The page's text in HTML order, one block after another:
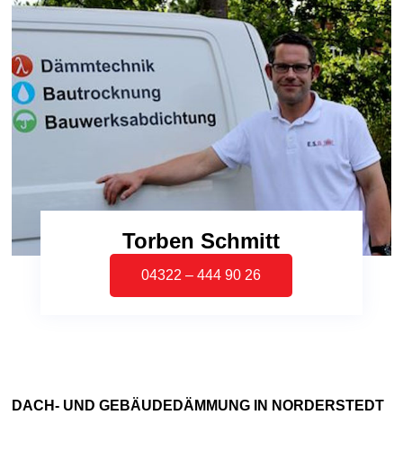
Torben Schmitt
04322 – 444 90 26
DACH- UND GEBÄUDEDÄMMUNG IN NORDERSTEDT